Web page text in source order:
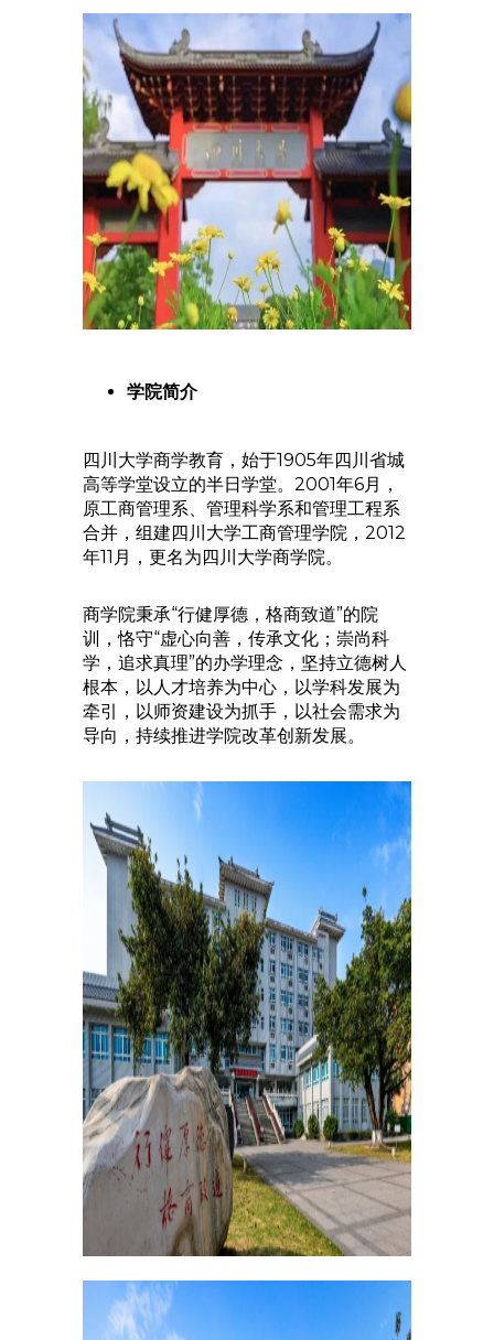
学院简介
四川大学商学教育，始于1905年四川省城
高等学堂设立的半日学堂。2001年6月，
原工商管理系、管理科学系和管理工程系
合并，组建四川大学工商管理学院，2012
年11月，更名为四川大学商学院。
商学院秉承“行健厚德，格商致道”的院
训，恪守“虚心向善，传承文化；崇尚科
学，追求真理”的办学理念，坚持立德树人
根本，以人才培养为中心，以学科发展为
牵引，以师资建设为抓手，以社会需求为
导向，持续推进学院改革创新发展。